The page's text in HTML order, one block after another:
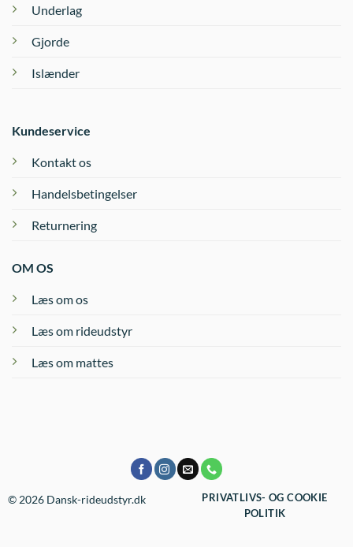
Underlag
Gjorde
Islænder
Kundeservice
Kontakt os
Handelsbetingelser
Returnering
OM OS
Læs om os
Læs om rideudstyr
Læs om mattes
© 2026 Dansk-rideudstyr.dk
PRIVATLIVS- OG COOKIE
POLITIK